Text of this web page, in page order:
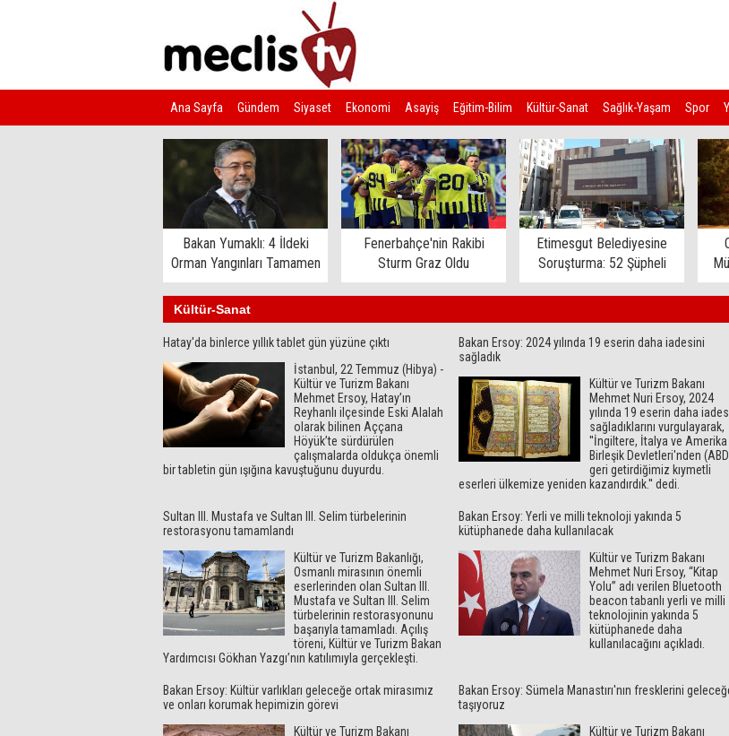
Ana Sayfa Gündem Siyaset Ekonomi Asayiş Eğitim-Bilim Kültür-Sanat Sağlık-Yaşam Spor
Kim Kimdir?
Bakan Yumaklı: 4 İldeki
Orman Yangınları Tamamen
Kontrol Altında
Fenerbahçe'nin Rakibi
Sturm Graz Oldu
Etimesgut Belediyesine
Soruşturma: 52 Şüpheli
Gözaltına Alındı
Kültür-Sanat
Hatay'da binlerce yıllık tablet gün yüzüne çıktı
İstanbul, 22 Temmuz (Hibya) -
Kültür ve Turizm Bakanı
Mehmet Ersoy, Hatay’ın
Reyhanlı ilçesinde Eski Alalah
olarak bilinen Aççana
Höyük’te sürdürülen
çalışmalarda oldukça önemli
bir tabletin gün ışığına kavuştuğunu duyurdu.
Bakan Ersoy: 2024 yılında 19 eserin daha iadesini
sağladık
Kültür ve Turizm Bakanı
Mehmet Nuri Ersoy, 2024
yılında 19 eserin daha
sağladıklarını vurgulayarak,
''İngiltere, İtalya ve Amerika
Birleşik Devletleri'nden
geri getirdiğimiz kıymetli
eserleri ülkemize yeniden kazandırdık.'' dedi.
Sultan III. Mustafa ve Sultan III. Selim türbelerinin
restorasyonu tamamlandı
Kültür ve Turizm Bakanlığı,
Osmanlı mirasının önemli
eserlerinden olan Sultan III.
Mustafa ve Sultan III. Selim
türbelerinin restorasyonunu
başarıyla tamamladı. Açılış
töreni, Kültür ve Turizm Bakan
Yardımcısı Gökhan Yazgı’nın katılımıyla gerçekleşti.
Bakan Ersoy: Yerli ve milli teknoloji yakında 5
kütüphanede daha kullanılacak
Kültür ve Turizm Bakanı
Mehmet Nuri Ersoy, “Kitap
Yolu” adı verilen Bluetooth
beacon tabanlı yerli ve milli
teknolojinin yakında 5
kütüphanede daha
kullanılacağını açıkladı.
Bakan Ersoy: Kültür varlıkları geleceğe ortak mirasımız
ve onları korumak hepimizin görevi
Kültür ve Turizm Bakanı
Bakan Ersoy: Sümela Manastırı'nın fresklerini
taşıyoruz
Kültür ve Turizm Bakanı